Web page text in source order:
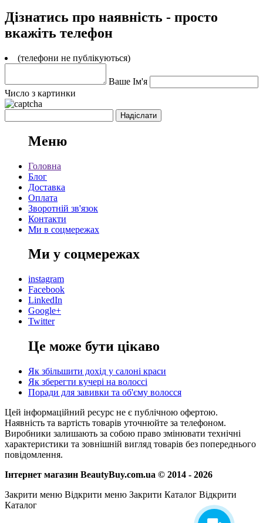
Дізнатись про наявність - просто
вкажіть телефон
(телефони не публікуються)
Ваше Ім'я
Число з картинки
Меню
Головна
Блог
Доставка
Оплата
Зворотній зв'язок
Контакти
Ми в соцмережах
Ми у соцмережах
instagram
Facebook
LinkedIn
Google+
Twitter
Це може бути цікаво
Як збільшити дохід у салоні краси
Як зберегти кучері на волоссі
Поради для завивки та об'єму волосся
Цей інформаційний ресурс не є публічною офертою.
Наявність та вартість товарів уточнюйте за телефоном.
Виробники залишають за собою право змінювати технічні
характеристики та зовнішній вигляд товарів без попереднього
повідомлення.
Інтернет магазин BeautyBuy.com.ua © 2014 - 2026
Закрити меню Відкрити меню Закрити Каталог Відкрити
Каталог